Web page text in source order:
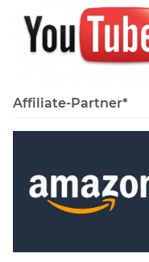
Affiliate-Partner*